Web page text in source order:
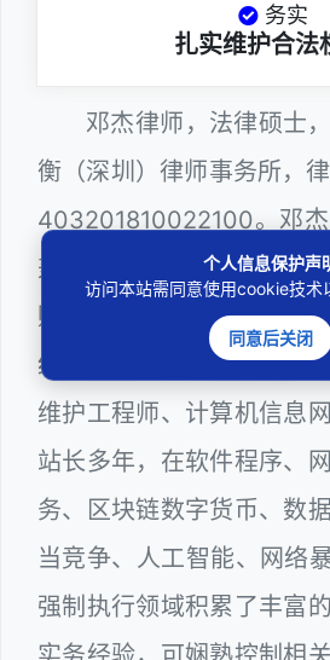
务实
扎实维护合法
邓杰律师，法律硕士
衡（深圳）律师事务所，
403201810022100。邓杰
兼任深圳市人民政府听证
购评审专家（法律类），
统公职律师、WEB前端开
维护工程师、计算机信息
站长多年，在软件程序、
务、区块链数字货币、数
当竞争、人工智能、网络
强制执行领域积累了丰富
个人信息保护声
访问本站需同意使用cookie技术
同意后关闭